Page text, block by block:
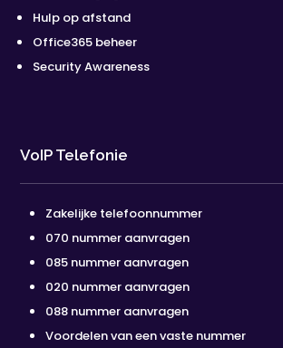
Hulp op afstand
Office365 beheer
Security Awareness
VoIP Telefonie
Zakelijke telefoonnummer
070 nummer aanvragen
085 nummer aanvragen
020 nummer aanvragen
088 nummer aanvragen
Voordelen van een vaste nummer